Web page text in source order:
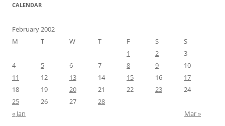
CALENDAR
February 2002
M
T W T F S
S
1
2
3
4
5 6 7 8 9
10
11
12 13 14 15 16
17
18
19 20 21 22 23
24
25
26 27
28
« Jan
Mar »